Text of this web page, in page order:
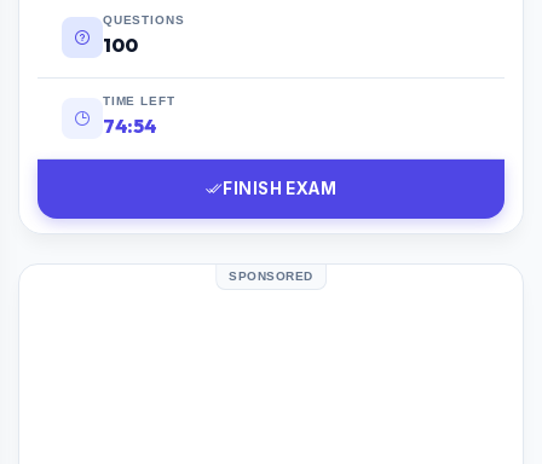
QUESTIONS
100
TIME LEFT
74:53
FINISH EXAM
SPONSORED